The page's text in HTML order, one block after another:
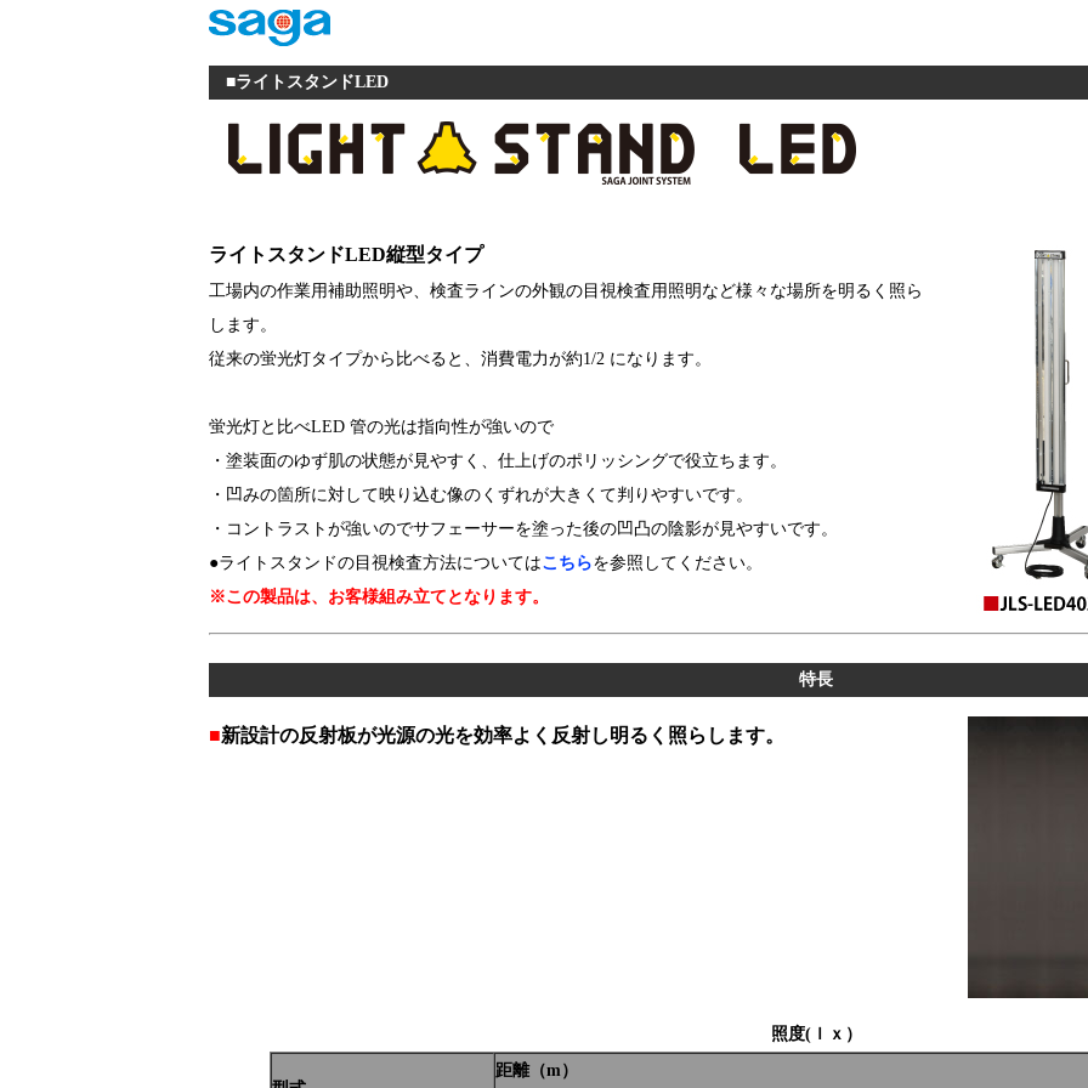
■ライトスタンドLED
ライトスタンドLED縦型タイプ
工場内の作業用補助照明や、検査ラインの外観の目視検査用照明など様々な場所を明るく照ら
します。
従来の蛍光灯タイプから比べると、消費電力が約1/2 になります。
蛍光灯と比べLED 管の光は指向性が強いので
・塗装面のゆず肌の状態が見やすく、仕上げのポリッシングで役立ちます。
・凹みの箇所に対して映り込む像のくずれが大きくて判りやすいです。
・コントラストが強いのでサフェーサーを塗った後の凹凸の陰影が見やすいです。
●ライトスタンドの目視検査方法についてはこちらを参照してください。
※この製品は、お客様組み立てとなります。
特長
■新設計の反射板が光源の光を効率よく反射し明るく照らします。
照度(ｌｘ）
距離（m）